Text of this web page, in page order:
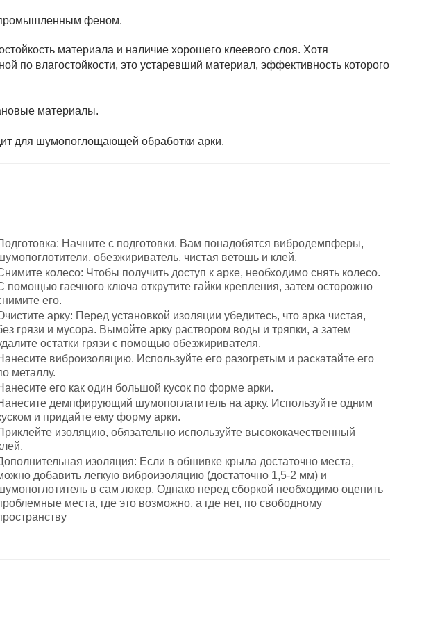
промышленным феном.
материала и наличие хорошего клеевого слоя. Хотя
по влагостойкости, это устаревший материал, эффективность которого
материалы.
для шумопоглощающей обработки арки.
Начните с подготовки. Вам понадобятся вибродемпферы,
обезжириватель, чистая ветошь и клей.
колесо: Чтобы получить доступ к арке, необходимо снять колесо.
помощью гаечного ключа открутите гайки крепления, затем осторожно
его.
арку: Перед установкой изоляции убедитесь, что арка чистая,
грязи и мусора. Вымойте арку раствором воды и тряпки, а затем
остатки грязи с помощью обезжиривателя.
виброизоляцию. Используйте его разогретым и раскатайте его
металлу.
его как один большой кусок по форме арки.
демпфирующий шумопоглатитель на арку. Используйте одним
и придайте ему форму арки.
изоляцию, обязательно используйте высококачественный
изоляция: Если в обшивке крыла достаточно места,
добавить легкую виброизоляцию (достаточно 1,5-2 мм) и
в сам локер. Однако перед сборкой необходимо оценить
места, где это возможно, а где нет, по свободному